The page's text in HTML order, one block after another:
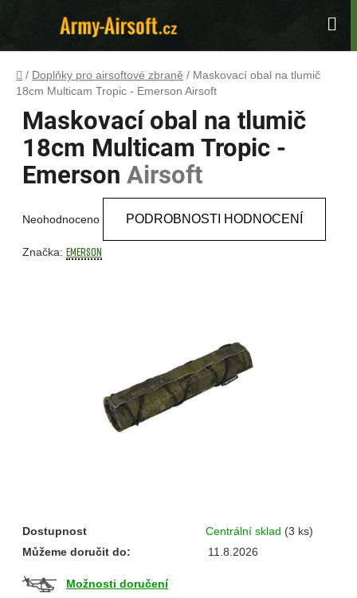
Domů
/ Doplňky pro airsoftové zbraně / Maskovací obal na tlumič
18cm Multicam Tropic - Emerson Airsoft
Dostupnost Centrální sklad (3 ks)
Můžeme doručit do:
11.8.2026
Možnosti doručení
Maskovací obal na tlumič
18cm Multicam Tropic -
EmersonAirsoft
produktu
Neohodnoceno PODROBNOSTI HODNOCENÍ
Značka:EMERSON